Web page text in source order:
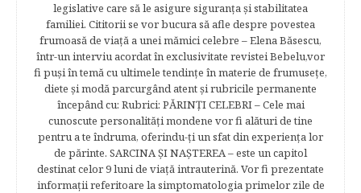
legislative care să le asigure siguranţa şi stabilitatea
familiei. Cititorii se vor bucura să afle despre povestea
frumoasă de viață a unei mămici celebre – Elena Băsescu,
într-un interviu acordat în exclusivitate revistei Bebelu,vor
fi puşi în temă cu ultimele tendinţe în materie de frumuseţe,
diete şi modă parcurgând atent şi rubricile permanente
începând cu: Rubrici: PĂRINŢI CELEBRI – Cele mai
cunoscute personalităţi mondene vor fi alături de tine
pentru a te îndruma, oferindu-ţi un sfat din experienţa lor
de părinte. SARCINA ŞI NAŞTEREA – este un capitol
destinat celor 9 luni de viaţă intrauterină. Vor fi prezentate
informaţii referitoare la simptomatologia primelor zile de